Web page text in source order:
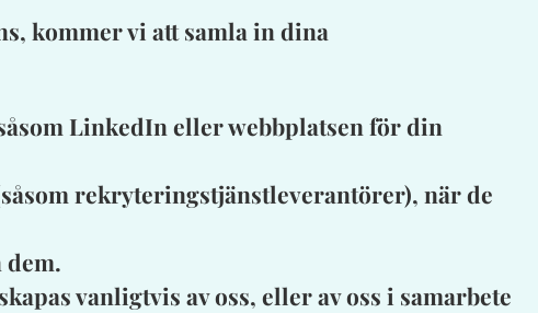
kommer vi att samla in dina
LinkedIn eller webbplatsen för din
rekryteringstjänstleverantörer), när de
vanligtvis av oss, eller av oss i samarbete